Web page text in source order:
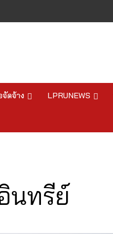
จัดจ้าง LPRUNEWS
นทรีย์